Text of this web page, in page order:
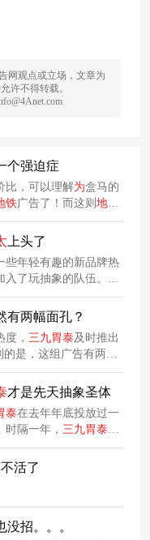
网观点或立场，文章为
许不得转载。
个强迫症
比，可以理解为盒马的
铁广告了！而这则 地铁
仔细观察这几个品牌，
绪沟通、场景洞察、
业者：好的
疯狂炫技。
上头了
些年轻有趣的新品牌热
入了玩抽象的队伍。这
上海漕河泾地铁站投放
用一种极为美丽的精
有两幅面孔？
， 三九胃泰及时推出
的是，这组广告有两幅
另一面补全句子，把恋
破甜腻氛围，极为幽
才是先天抽象圣体
泰在去年年底投放过一
隔一年， 三九胃泰又
！
活了
招。。。